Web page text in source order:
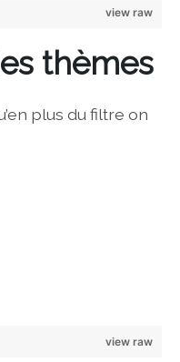
view raw
thèmes
plus du filtre on
view raw